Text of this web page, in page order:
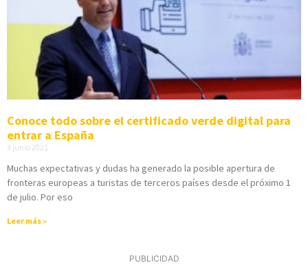
Conoce todo sobre el certificado verde digital para
entrar a España
3 junio 2021
Muchas expectativas y dudas ha generado la posible apertura de
fronteras europeas a turistas de terceros países desde el próximo 1
de julio. Por eso
Leer más »
PUBLICIDAD